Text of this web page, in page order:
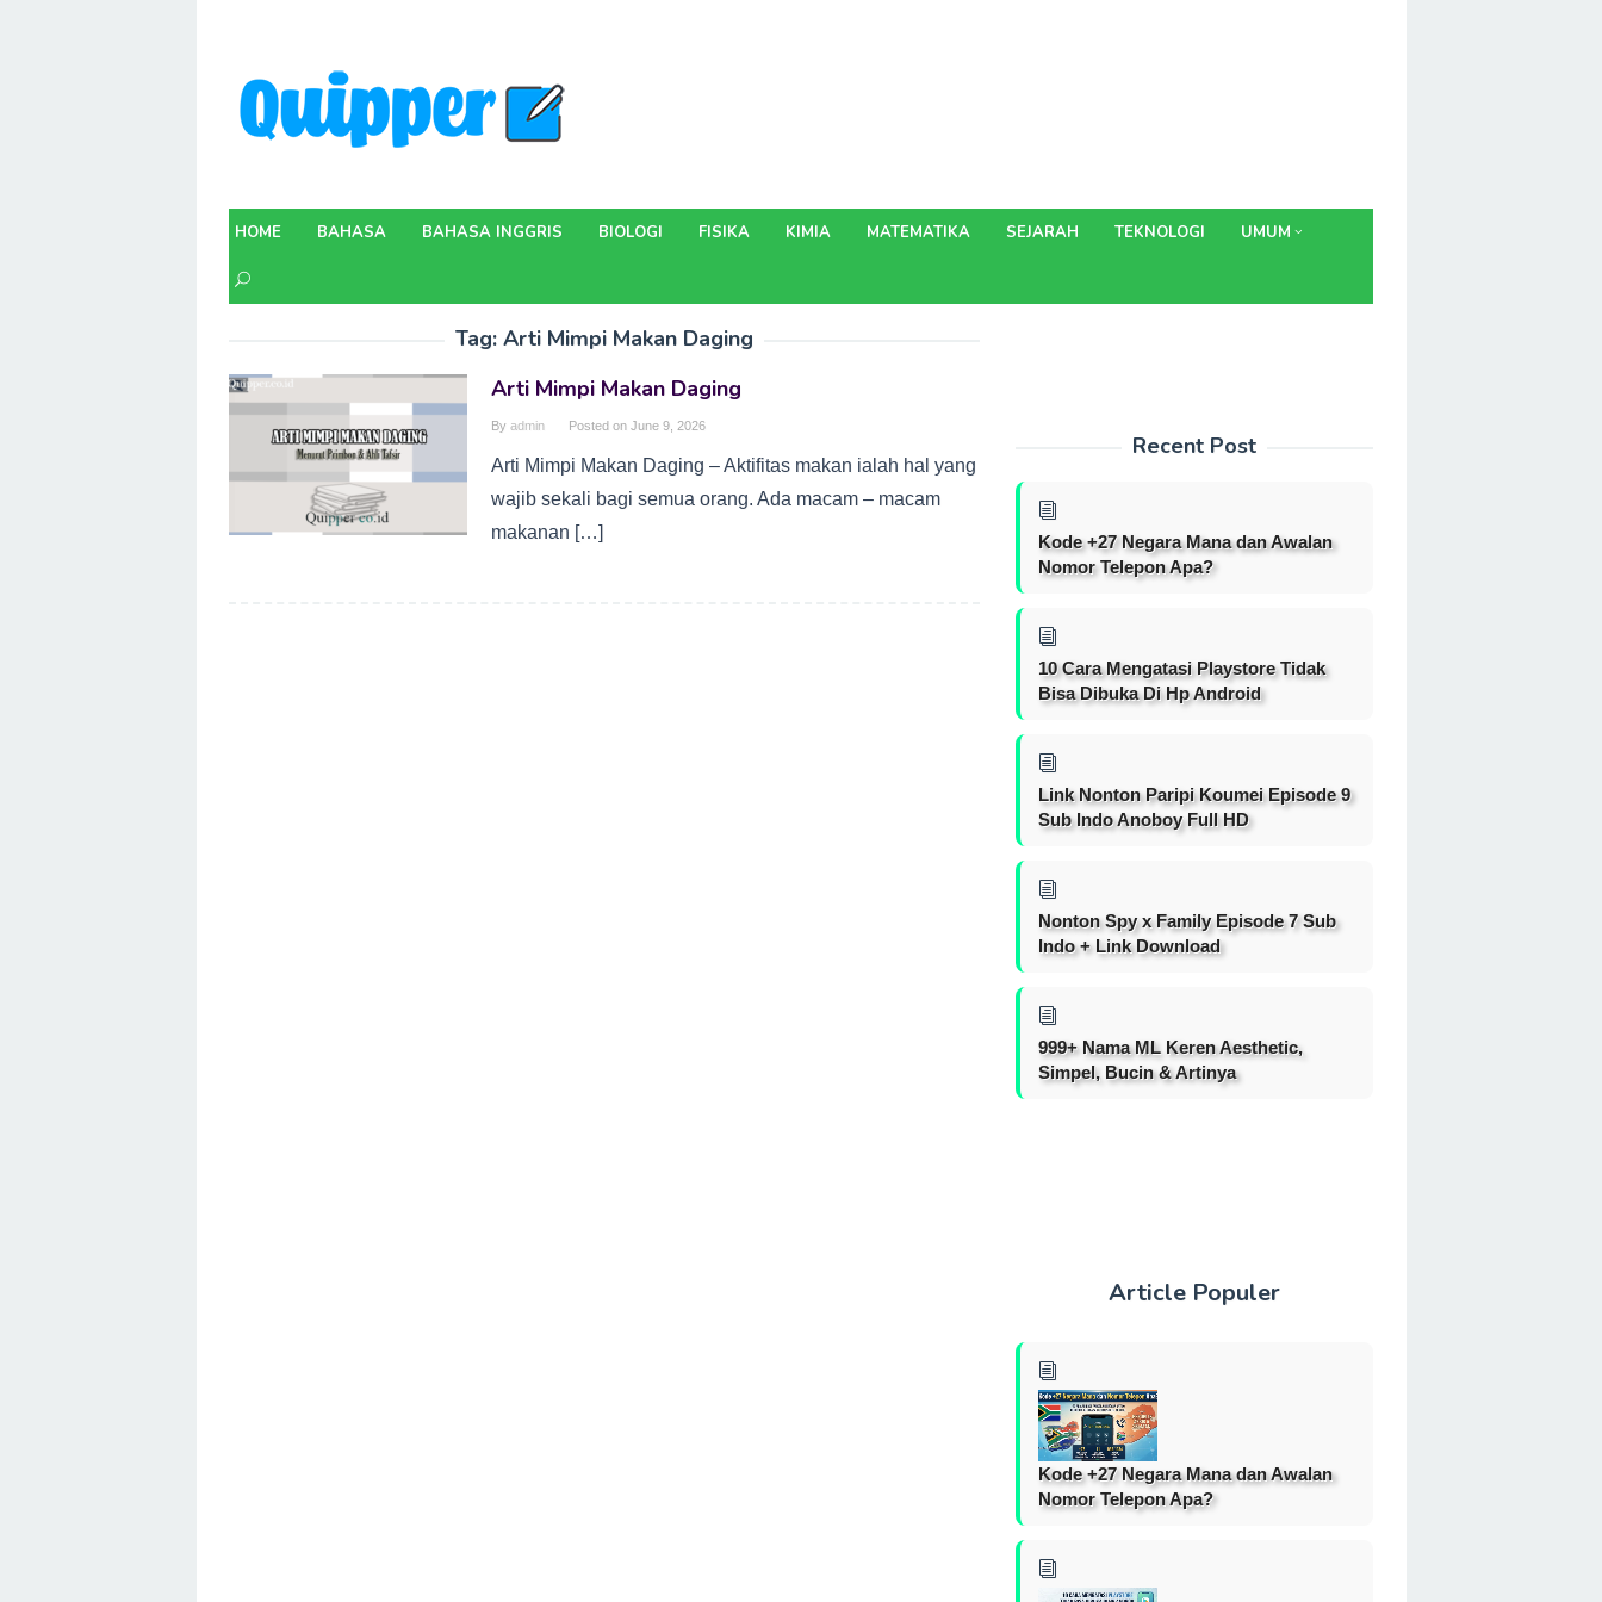
content
HOME BAHASA BAHASA INGGRIS BIOLOGI FISIKA KIMIA MATEMATIKA SEJARAH TEKNOLOGI UMUM
Tag: Arti Mimpi Makan Daging
Arti Mimpi Makan Daging
By admin Posted on June 9, 2026
Arti Mimpi Makan Daging – Aktifitas makan ialah hal yang
wajib sekali bagi semua orang. Ada macam – macam
makanan […]
Recent Post
Kode +27 Negara Mana dan Awalan
Nomor Telepon Apa?
10 Cara Mengatasi Playstore Tidak
Bisa Dibuka Di Hp Android
Link Nonton Paripi Koumei Episode 9
Sub Indo Anoboy Full HD
Nonton Spy x Family Episode 7 Sub
Indo + Link Download
999+ Nama ML Keren Aesthetic,
Simpel, Bucin & Artinya
Article Populer
Kode +27 Negara Mana dan Awalan
Nomor Telepon Apa?